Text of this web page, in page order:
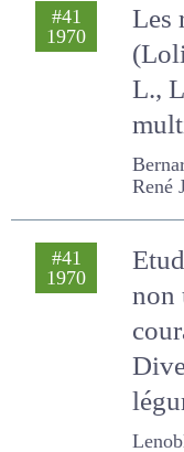
#41
Les
René
#41
non